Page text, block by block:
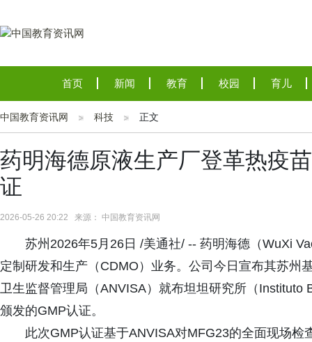
首页 新闻 教育 校园 育儿
中国教育资讯网 科技 正文
药明海德原液生产厂登革热疫
证
2026-05-26 20:22 来源： 中国教育资讯网
苏州2026年5月26日 /美通社/ -- 药明海德（WuXi
定制研发和生产（CDMO）业务。公司今日宣布其苏州
卫生监督管理局（ANVISA）就布坦坦研究所（Instituto
颁发的GMP认证。
此次GMP认证基于ANVISA对MFG23的全面现场